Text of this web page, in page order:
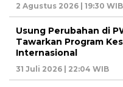
2 Agustus 2026 | 19:30 WIB
Usung Perubahan di
Tawarkan Program
Internasional
31 Juli 2026 | 22:04 WIB